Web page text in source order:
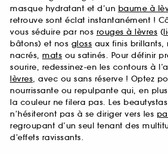
masque hydratant et d’un baume à
retrouve sont éclat instantanément !
vous séduire par nos rouges à lèvres (
bâtons) et nos gloss aux finis brillants,
nacrés, mats ou satinés. Pour définir
sourire, redessinez-en les contours à
lèvres, avec ou sans réserve ! Optez
nourrissante ou repulpante qui, en
la couleur ne filera pas. Les
n’hésiteront pas à se diriger vers les
regroupant d’un seul tenant des
d’effets ravissants.